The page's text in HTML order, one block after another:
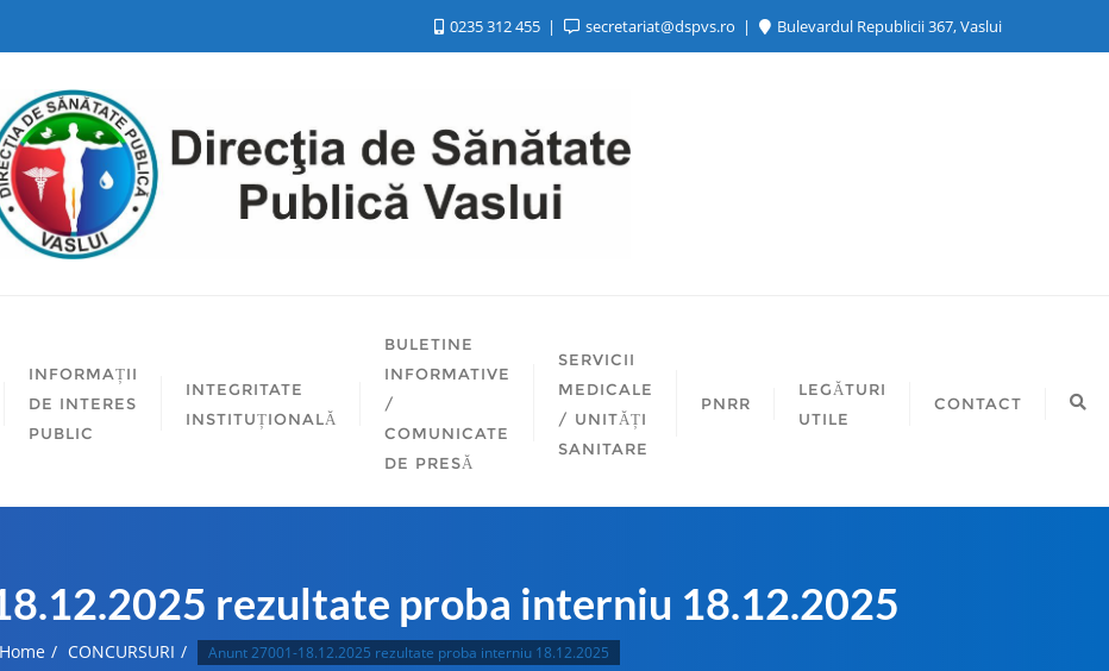
0235 312 455 secretariat@dspvs.ro Bulevardul Republicii 367, Vaslui
INFORMAȚII
DE INTERES
PUBLIC
INTEGRITATE
INSTITUȚIONALĂ
BULETINE
INFORMATIVE
/
COMUNICATE
DE PRESĂ
SERVICII
MEDICALE
/ UNITĂȚI
SANITARE
PNRR
LEGĂTURI
UTILE
CONTACT
rezultate proba interniu 18.12.2025
Home CONCURSURI Anunt 27001-18.12.2025 rezultate proba interniu 18.12.2025